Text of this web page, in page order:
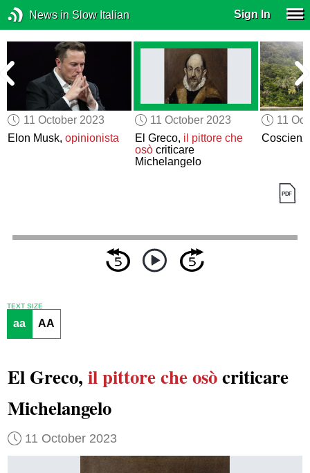
News in Slow Italian Sign In
11 October 2023
Elon Musk,opinionista
11 October 2023
El Greco, il pittore che
osòcriticare
Michelangelo
11
TEXT SIZE
aa AA
El Greco, il pittoreche osòcriticare
Michelangelo
11 October 2023